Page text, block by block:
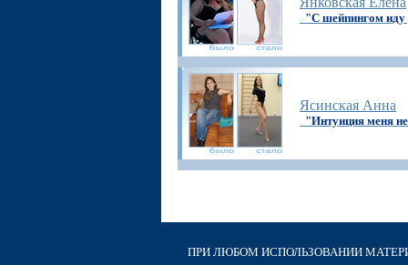
"C шейпингом
Ясинская Анна
"Интуиция меня
ПРИ ЛЮБОМ ИСПОЛЬЗОВАНИИ